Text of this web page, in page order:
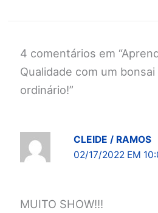
4 comentários em
Qualidade com um
ordinário!”
CLEIDE / RAMOS
02/17/2022 EM
MUITO SHOW!!!